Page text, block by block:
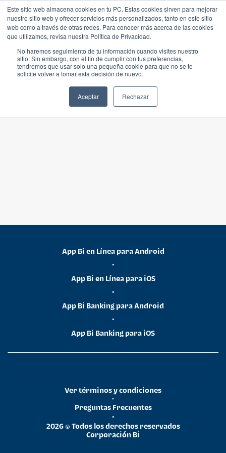
Este sitio web almacena cookies en tu PC. Estas cookies sirven para mejorar
nuestro sitio web y ofrecer servicios más personalizados, tanto en este sitio
web como a través de otras redes. Para conocer más acerca de las cookies
que utilizamos, revisa nuestra Política de Privacidad.
No haremos seguimiento de tu información cuando visites nuestro
sitio. Sin embargo, con el fin de cumplir con tus preferencias,
tendremos que usar solo una pequeña cookie para que no se te
solicite volver a tomar esta decisión de nuevo.
Aceptar Rechazar
App Bi en Línea para Android
•
App Bi en Línea para iOS
•
App Bi Banking para Android
•
App Bi Banking para iOS
2026 © Todos los derechos reservados
Corporación Bi
•
Preguntas Frecuentes
•
Ver términos y condiciones